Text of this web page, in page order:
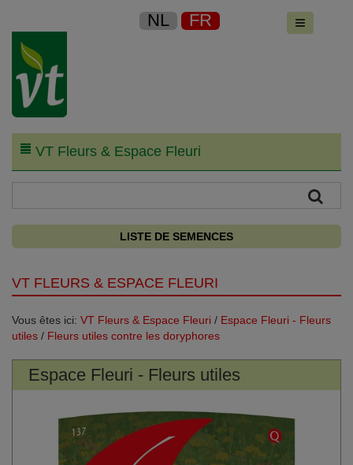
NL FR
VT Fleurs & Espace Fleuri
LISTE DE SEMENCES
VT FLEURS & ESPACE FLEURI
Vous êtes ici: VT Fleurs & Espace Fleuri / Espace Fleuri - Fleurs
utiles / Fleurs utiles contre les doryphores
Espace Fleuri - Fleurs utiles